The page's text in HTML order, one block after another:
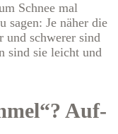
Schnee mal
sagen: Je näher die
und schwerer sind
sind sie leicht und
Auf-